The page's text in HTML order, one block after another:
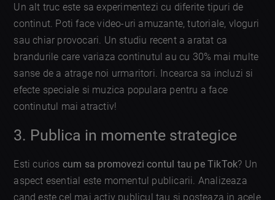
Un alt truc este sa experimentezi cu diferite tipuri de
continut. Poti face video-uri amuzante, tutoriale, vloguri
sau chiar provocari. Un studiu recent a aratat ca
brandurile care variaza continutul au cu 30% mai multe
sanse de a atrage noi urmaritori. Incearca sa incluzi si
efecte speciale si muzica populara pentru a face
continutul mai atractiv!
3. Publica in momente strategice
Esti curios cum sa promovezi contul tau pe TikTok? Un
aspect esential este momentul publicarii. Analizeaza
cand este cel mai activ publicul tau si posteaza in acele